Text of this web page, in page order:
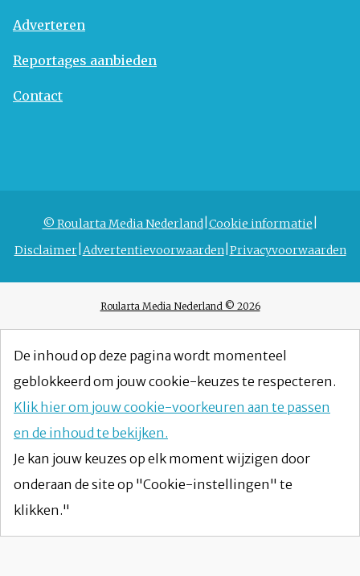
Adverteren
Reportages aanbieden
Contact
© Roularta Media Nederland Cookie informatie
Disclaimer Advertentievoorwaarden Privacyvoorwaarden
Roularta Media Nederland © 2026
De inhoud op deze pagina wordt momenteel
geblokkeerd om jouw cookie-keuzes te respecteren.
Klik hier om jouw cookie-voorkeuren aan te passen
en de inhoud te bekijken.
Je kan jouw keuzes op elk moment wijzigen door
onderaan de site op "Cookie-instellingen" te
klikken."